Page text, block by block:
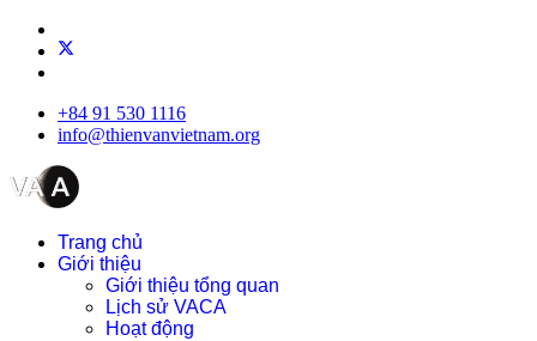
+84 91 530 1116
info@thienvanvietnam.org
Trang chủ
Giới thiệu
Giới thiệu tổng quan
Lịch sử VACA
Hoạt động